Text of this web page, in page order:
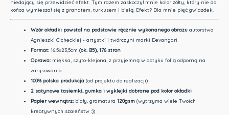
niedający się przewidzieć efekt. Tym razem zaskoczył mnie kolor żółty, który nie do
końca wymieszał się z granatem, turkusem i bielą. Efekt? Dla mnie pięć gwiazdek.
Wzór okładki powstał na podstawie ręcznie wykonanego obrazu autorstwa
Agnieszki Cicheckiej - artystki i twórczyni marki Devangari
Format:16,5x23,5cm (ok. B5), 176 stron
Oprawa:miękka, szyto-klejona, z przyjemną w dotyku folią odporną na
zarysowania
100% polska produkcja(od projektu do realizacji)
2 satynowe tasiemki, gumka i wyklejki dobrane pod kolor okładki
Papier wewnątrz: biały, gramatura 120gsm (wytrzyma wiele Twoich
kreatywnych szaleństw :))